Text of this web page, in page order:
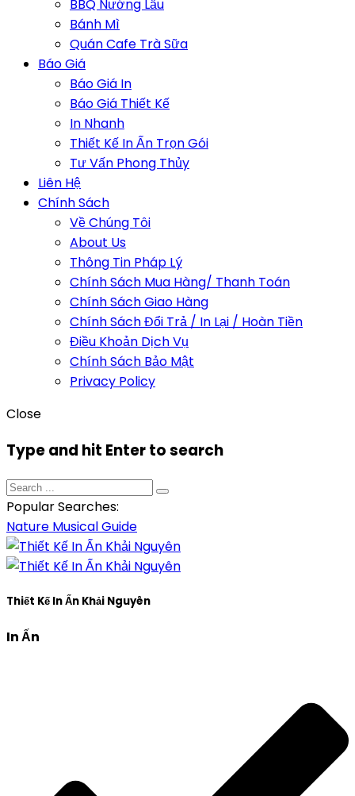
BBQ Nướng Lẩu
Bánh Mì
Quán Cafe Trà Sữa
Báo Giá
Báo Giá In
Báo Giá Thiết Kế
In Nhanh
Thiết Kế In Ấn Trọn Gói
Tư Vấn Phong Thủy
Liên Hệ
Chính Sách
Về Chúng Tôi
About Us
Thông Tin Pháp Lý
Chính Sách Mua Hàng/ Thanh Toán
Chính Sách Giao Hàng
Chính Sách Đổi Trả / In Lại / Hoàn Tiền
Điều Khoản Dịch Vụ
Chính Sách Bảo Mật
Privacy Policy
Close
Type and hit Enter to search
Popular Searches:
Nature MusicalGuide
Thiết Kế In Ấn Khải Nguyên
In Ấn